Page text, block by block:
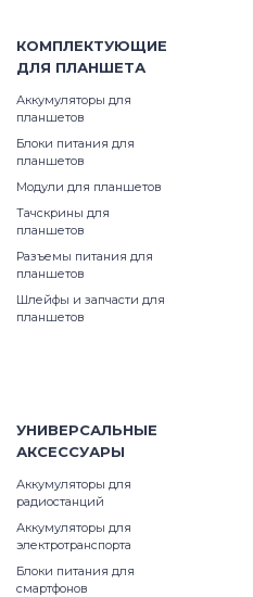
КОМПЛЕКТУЮЩИЕ
ДЛЯ ПЛАНШЕТА
Аккумуляторы для
планшетов
Блоки питания для
планшетов
Модули для планшетов
Тачскрины для
планшетов
Разъемы питания для
планшетов
Шлейфы и запчасти для
планшетов
УНИВЕРСАЛЬНЫЕ
АКСЕССУАРЫ
Аккумуляторы для
радиостанций
Аккумуляторы для
электротранспорта
Блоки питания для
смартфонов